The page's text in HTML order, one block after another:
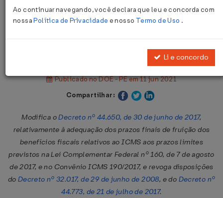
Decreto Nº 50840 DE 10/06/2021
Publicado no DOE - PE em 11 jun 2021
Compartilhar:
Modifica oDecreto nº 44.650, de 30 de junho de 2017,
relativamente à adequação dos prazos finais de fruição dos
benefícios fiscais relativos ao ICMS aos prazos limites
previstos na Lei Complementar Federal nº 160, de 7 de agosto
de 2017, e no Convênio ICMS 190/2017, e revoga disposições
do Decreto nº 32.017, de 29 de junho de 2008, e do Decreto nº
44.773, de 21 de julho de 2017.
Ao continuar navegando, você declara que leu e concorda com
nossaPolítica de Privacidade e nosso Termo de Uso .
Li e concordo